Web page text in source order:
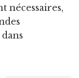
nécessaires,